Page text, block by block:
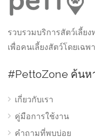
รวบรวมบริการสัตว์เลี้ย
เพื่อคนเลี้ยงสัตว์โดยเฉพ
#PettoZone ค้นห
เกี่ยวกับเรา
คู่มือการใช้งาน
คำถามที่พบบ่อย